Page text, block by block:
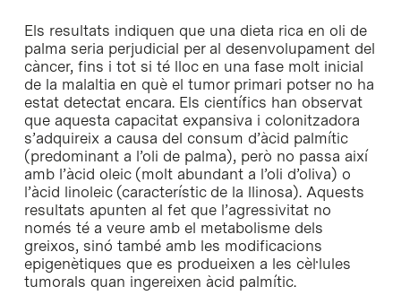
Els resultats indiquen que una dieta rica en oli de
palma seria perjudicial per al desenvolupament del
càncer, fins i tot si té lloc en una fase molt inicial
de la malaltia en què el tumor primari potser no ha
estat detectat encara. Els científics han observat
que aquesta capacitat expansiva i colonitzadora
s’adquireix a causa del consum d’àcid palmític
(predominant a l’oli de palma), però no passa així
amb l’àcid oleic (molt abundant a l’oli d’oliva) o
l’àcid linoleic (característic de la llinosa). Aquests
resultats apunten al fet que l’agressivitat no
només té a veure amb el metabolisme dels
greixos, sinó també amb les modificacions
epigenètiques que es produeixen a les cèl·lules
tumorals quan ingereixen àcid palmític.